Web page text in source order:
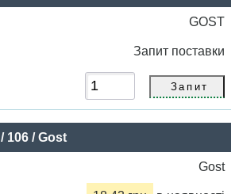
GOST
Запит поставки
106 / Gost
Gost